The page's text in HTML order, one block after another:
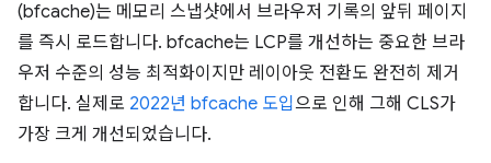
(bfcache)는 메모리 스냅샷에서 브라우저 기록의 앞뒤 페이지
를 즉시 로드합니다. bfcache는 LCP를 개선하는 중요한 브라
우저 수준의 성능 최적화이지만 레이아웃 전환도 완전히 제거
합니다. 실제로 2022년 bfcache 도입으로 인해 그해 CLS가
가장 크게 개선되었습니다.